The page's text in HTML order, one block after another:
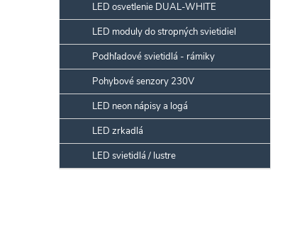
LED osvetlenie DUAL-WHITE
LED moduly do stropných svietidiel
Podhľadové svietidlá - rámiky
Pohybové senzory 230V
LED neon nápisy a logá
LED zrkadlá
LED svietidlá / lustre